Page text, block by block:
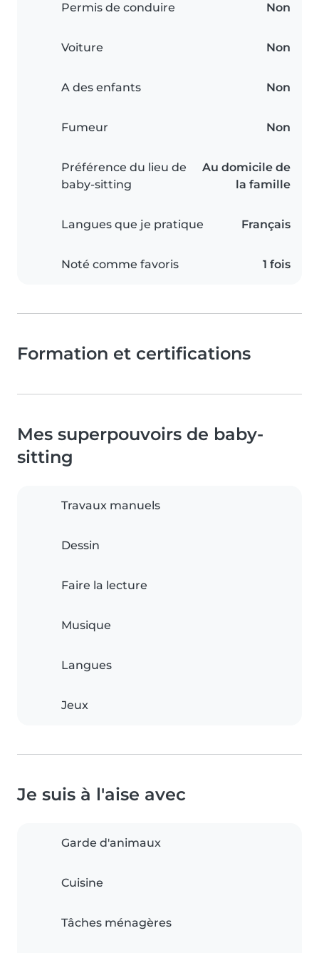
Permis de conduire Non
Voiture Non
A des enfants Non
Fumeur Non
Préférence du lieu de
baby-sitting
Au domicile de
la famille
Langues que je pratique Français
Noté comme favoris 1 fois
Formation et certifications
Mes superpouvoirs de baby-
sitting
Travaux manuels
Dessin
Faire la lecture
Musique
Langues
Jeux
Je suis à l'aise avec
Garde d'animaux
Cuisine
Tâches ménagères